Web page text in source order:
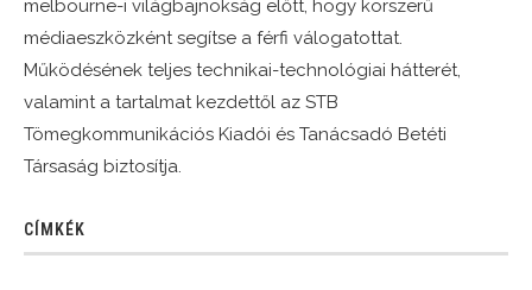
melbourne-i világbajnokság előtt, hogy korszerű
médiaeszközként segítse a férfi válogatottat.
Működésének teljes technikai-technológiai hátterét,
valamint a tartalmat kezdettől az STB
Tömegkommunikációs Kiadói és Tanácsadó Betéti
Társaság biztosítja.
CÍMKÉK